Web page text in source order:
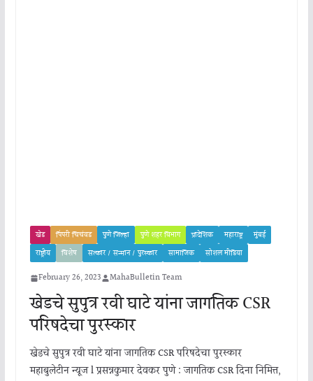
खेड पिंपरी चिचंवड पुणे जिल्हा पुणे शहर विभाग प्रादेशिक महाराष्ट्र
मुंबई
राष्ट्रीय
विशेष सत्कार / सन्मान / पुरस्कार सामाजिक सोशल मीडिया
February 26, 2023 MahaBulletin Team
खेडचे सुपुत्र रवी घाटे यांना जागतिक CSR
परिषदेचा पुरस्कार
खेडचे सुपुत्र रवी घाटे यांना जागतिक CSR परिषदेचा पुरस्कार
महाबुलेटीन न्यूज l प्रसन्नकुमार देवकर पुणे : जागतिक CSR दिना निमित्त,